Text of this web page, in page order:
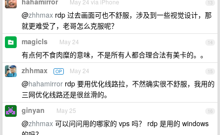
13
May 24 via iPhone
@zhhmax rdp 过去画面可也不舒服，涉及到一些视觉设计，那
就更难受了，老哥怎么克服呢？
14
magicls May 24
有点何不食肉糜的意味，不是所有人都合理合法有美卡的。。
15
zhhmax OP May 24
@hahamirror rdp 要用优化线路拉，不然确实很不舒服，我用的
三网优化线路还是很丝滑的。
16
ginyan May 25
@zhhmax 可以问问用的哪家的 vps 吗？ rdp 是用的 windows